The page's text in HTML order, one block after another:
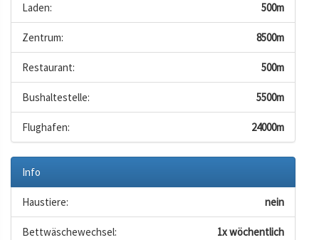
Laden: 500m
Zentrum: 8500m
Restaurant: 500m
Bushaltestelle: 5500m
Flughafen: 24000m
Info
Haustiere: nein
Bettwäschewechsel: 1x wöchentlich